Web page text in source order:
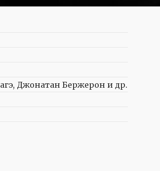
Джонатан Бержерон и др.